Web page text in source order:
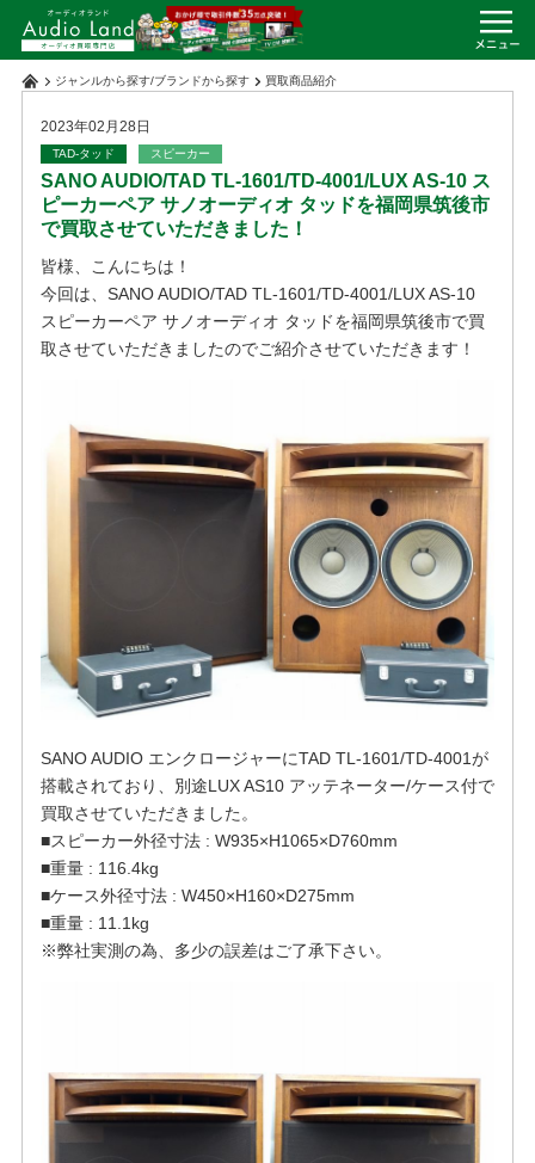
ジャンルから探す/ブランドから探す 買取商品紹介
2023年02月28日
TAD-タッド スピーカー
SANO AUDIO/TAD TL-1601/TD-4001/LUX AS-10 ス
ピーカーペア サノオーディオ タッドを福岡県筑後市
で買取させていただきました！
皆様、こんにちは！
今回は、SANO AUDIO/TAD TL-1601/TD-4001/LUX AS-10
スピーカーペア サノオーディオ タッドを福岡県筑後市で買
取させていただきましたのでご紹介させていただきます！
SANO AUDIO エンクロージャーにTAD TL-1601/TD-4001が
搭載されており、別途LUX AS10 アッテネーター/ケース付で
買取させていただきました。
■スピーカー外径寸法 : W935×H1065×D760mm
■重量 : 116.4kg
■ケース外径寸法 : W450×H160×D275mm
■重量 : 11.1kg
※弊社実測の為、多少の誤差はご了承下さい。